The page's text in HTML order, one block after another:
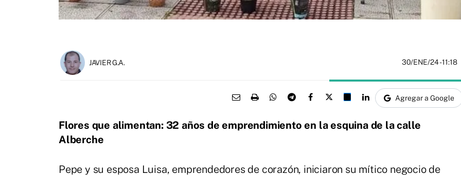
JAVIER G.A. 30/ENE/24- 11:18
Agregar a Google
Flores que alimentan: 32 años de emprendimiento en la esquina de la calle
Alberche
Pepe y su esposa Luisa, emprendedores de corazón, iniciaron su mítico negocio de